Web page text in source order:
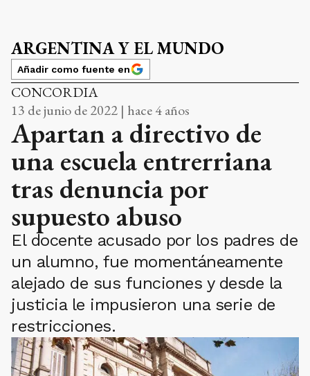
ARGENTINA Y EL MUNDO
Añadir como fuente en
CONCORDIA
13 de junio de 2022 | hace 4 años
Apartan a directivo de
una escuela entrerriana
tras denuncia por
supuesto abuso
El docente acusado por los padres de
un alumno, fue momentáneamente
alejado de sus funciones y desde la
justicia le impusieron una serie de
restricciones.